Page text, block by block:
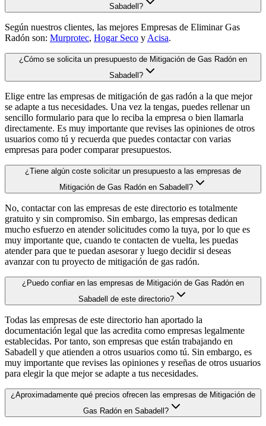
Sabadell?
Según nuestros clientes, las mejores Empresas de Eliminar Gas
Radón son: Murprotec, Hogar Seco y Acisa.
¿Cómo se solicita un presupuesto de Mitigación de Gas Radón en
Sabadell?
Elige entre las empresas de mitigación de gas radón a la que mejor
se adapte a tus necesidades. Una vez la tengas, puedes rellenar un
sencillo formulario para que lo reciba la empresa o bien llamarla
directamente. Es muy importante que revises las opiniones de otros
usuarios como tú y recuerda que puedes contactar con varias
empresas para poder comparar presupuestos.
¿Tiene algún coste solicitar un presupuesto a las empresas de
Mitigación de Gas Radón en Sabadell?
No, contactar con las empresas de este directorio es totalmente
gratuito y sin compromiso. Sin embargo, las empresas dedican
mucho esfuerzo en atender solicitudes como la tuya, por lo que es
muy importante que, cuando te contacten de vuelta, les puedas
atender para que te puedan asesorar y luego decidir si deseas
avanzar con tu proyecto de mitigación de gas radón.
¿Puedo confiar en las empresas de Mitigación de Gas Radón en
Sabadell de este directorio?
Todas las empresas de este directorio han aportado la
documentación legal que las acredita como empresas legalmente
establecidas. Por tanto, son empresas que están trabajando en
Sabadell y que atienden a otros usuarios como tú. Sin embargo, es
muy importante que revises las opiniones y reseñas de otros usuarios
para elegir la que mejor se adapte a tus necesidades.
¿Aproximadamente qué precios ofrecen las empresas de Mitigación de
Gas Radón en Sabadell?